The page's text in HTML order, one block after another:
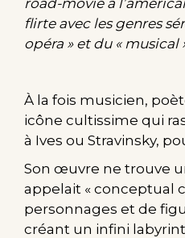
road-movie à
flirte avec les genres
opéra » et du « musical
À la fois musicien,
icône cultissime qui
à Ives ou Stravinsky,
Son œuvre ne trouve
appelait « conceptual
personnages et de
créant un infini